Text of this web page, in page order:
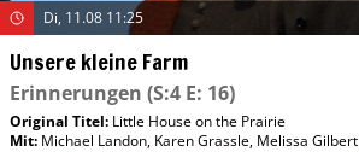
Di, 11.08 11:25
Unsere kleine Farm
Erinnerungen (S:4 E: 16)
Original Titel: Little House on the Prairie
Mit: Michael Landon, Karen Grassle, Melissa Gilbert